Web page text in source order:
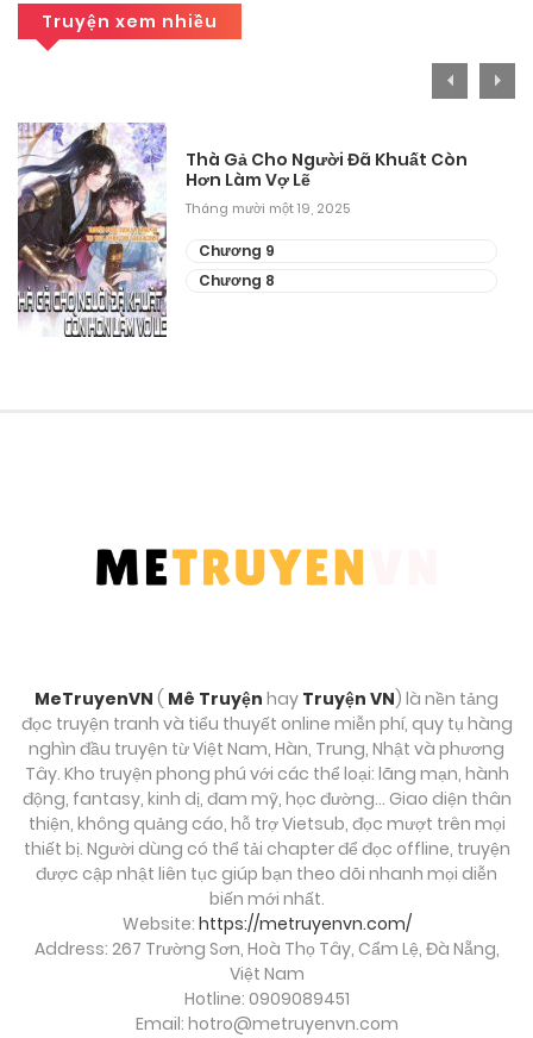
Truyện xem nhiều
Thà Gả Cho Người Đã Khuất Còn
Hơn Làm Vợ Lẽ
Tháng mười một 19, 2025
Chương 9
Chương 8
MeTruyenVN ( Mê Truyện hay Truyện VN) là nền tảng
đọc truyện tranh và tiểu thuyết online miễn phí, quy tụ hàng
nghìn đầu truyện từ Việt Nam, Hàn, Trung, Nhật và phương
Tây. Kho truyện phong phú với các thể loại: lãng mạn, hành
động, fantasy, kinh dị, đam mỹ, học đường… Giao diện thân
thiện, không quảng cáo, hỗ trợ Vietsub, đọc mượt trên mọi
thiết bị. Người dùng có thể tải chapter để đọc offline, truyện
được cập nhật liên tục giúp bạn theo dõi nhanh mọi diễn
biến mới nhất.
Website: https://metruyenvn.com/
Address: 267 Trường Sơn, Hoà Thọ Tây, Cẩm Lệ, Đà Nẵng,
Việt Nam
Hotline: 0909089451
Email: hotro@metruyenvn.com